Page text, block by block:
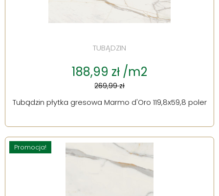
TUBĄDZIN
188,99 zł /m2
269,99 zł
Tubądzin płytka gresowa Marmo d'Oro 119,8x59,8 poler
Promocja!